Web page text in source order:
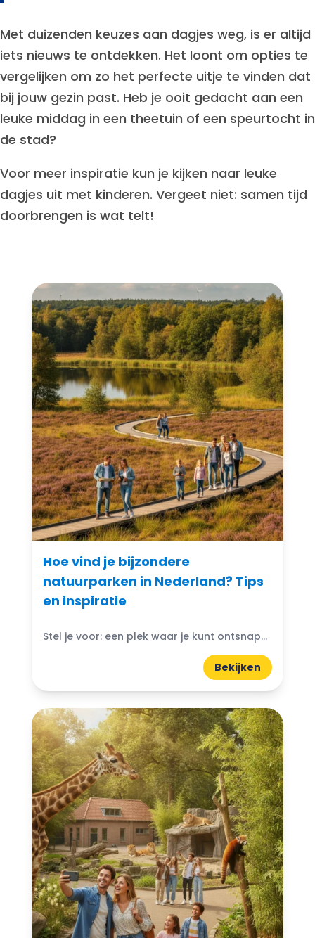
Met duizenden keuzes aan dagjes weg, is er altijd
iets nieuws te ontdekken. Het loont om opties te
vergelijken om zo het perfecte uitje te vinden dat
bij jouw gezin past. Heb je ooit gedacht aan een
leuke middag in een theetuin of een speurtocht in
de stad?
Voor meer inspiratie kun je kijken naar leuke
dagjes uit met kinderen. Vergeet niet: samen tijd
doorbrengen is wat telt!
Hoe vind je bijzondere
natuurparken in Nederland? Tips
en inspiratie
Stel je voor: een plek waar je kunt ontsnappen aan de drukte van het dagelijks leven en je onderdompelen in de schoonheid van de natuur. Bijzondere natuurparken in Nederland bieden...
Bekijken